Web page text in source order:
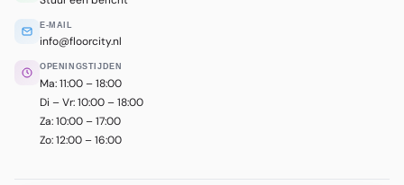
E-MAIL
info@floorcity.nl
OPENINGSTIJDEN
Ma: 11:00 – 18:00
Di – Vr: 10:00 – 18:00
Za: 10:00 – 17:00
Zo: 12:00 – 16:00